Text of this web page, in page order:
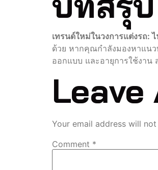
เทรนด์ใหม่ในวงการแต่งรถ:
ด้วย หากคุณกำลังมองหาแนว
ออกแบบ และอายุการใช้งา
Leave
Your email address will
Comment *